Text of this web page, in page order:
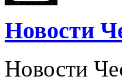
Новости
Новости